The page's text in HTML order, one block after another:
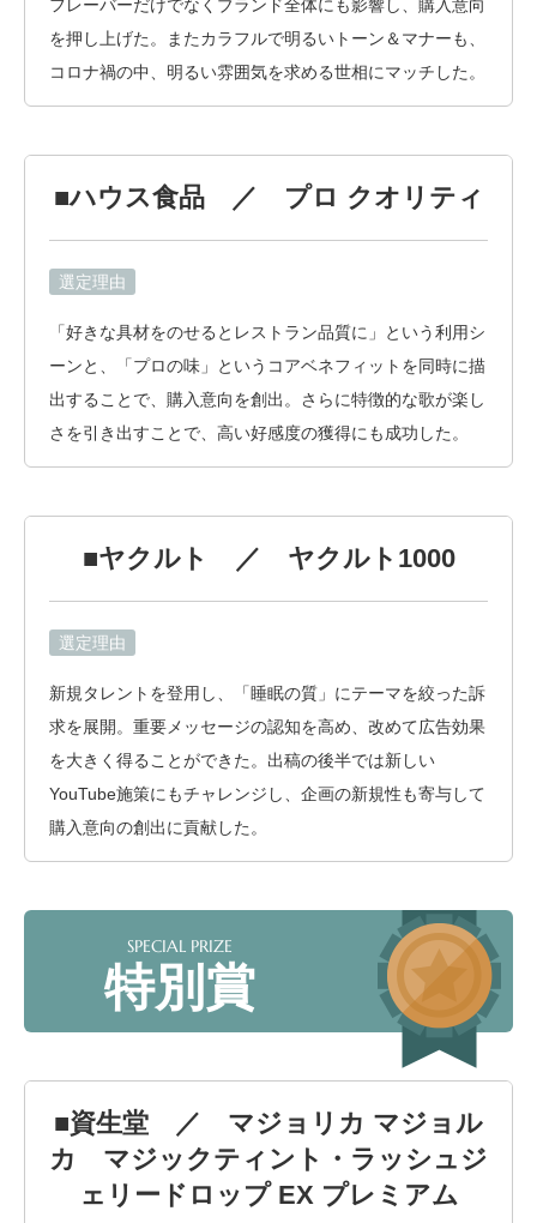
フレーバーだけでなくブランド全体にも影響し、購入意向
を押し上げた。またカラフルで明るいトーン＆マナーも、
コロナ禍の中、明るい雰囲気を求める世相にマッチした。
■ハウス食品 ／ プロ クオリティ
選定理由
「好きな具材をのせるとレストラン品質に」という利用シ
ーンと、「プロの味」というコアベネフィットを同時に描
出することで、購入意向を創出。さらに特徴的な歌が楽し
さを引き出すことで、高い好感度の獲得にも成功した。
■ヤクルト ／ ヤクルト1000
選定理由
新規タレントを登用し、「睡眠の質」にテーマを絞った訴
求を展開。重要メッセージの認知を高め、改めて広告効果
を大きく得ることができた。出稿の後半では新しい
YouTube施策にもチャレンジし、企画の新規性も寄与して
購入意向の創出に貢献した。
SPECIAL PRIZE
特別賞
■資生堂 ／ マジョリカ マジョル
カ マジックティント・ラッシュジ
ェリードロップ EX プレミアム